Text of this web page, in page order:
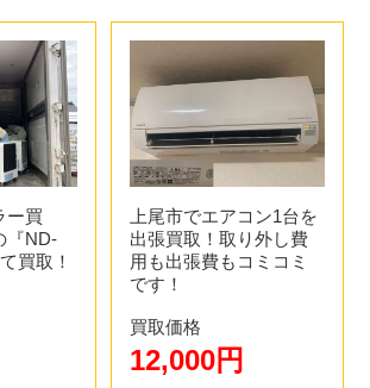
ー買
『ND-
買取！
上尾市でエアコン1台を
出張買取！取り外し費
用も出張費もコミコミ
です！
買取価格
12,000円